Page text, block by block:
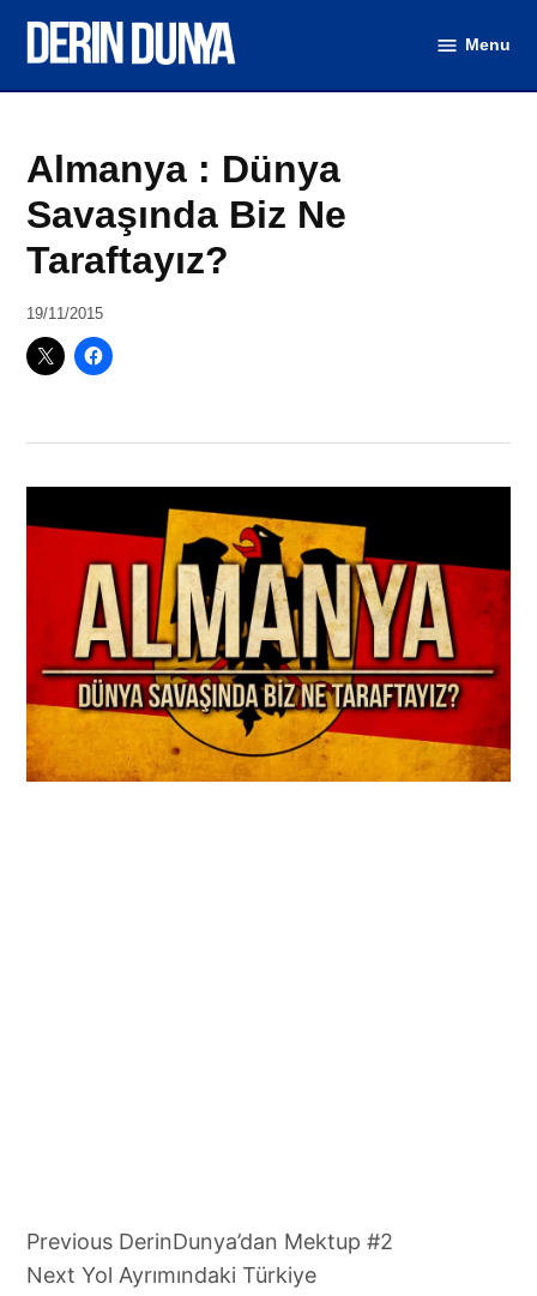
Menu
Posted
in
Dünya
(Video),
(Video)
Almanya : Dünya
Savaşında Biz Ne
Taraftayız?
by
DerinDunya
19/11/2015
Yazı
gezinmesi
Previous DerinDunya’dan Mektup #2
Next Yol Ayrımındaki Türkiye